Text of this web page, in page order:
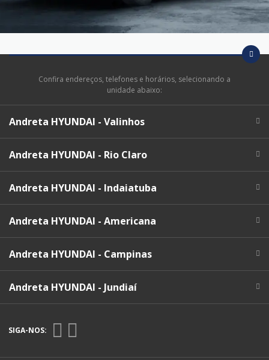
Confira endereços, telefones e horários, selecionando a
unidade abaixo:
Andreta HYUNDAI - Valinhos
Andreta HYUNDAI - Rio Claro
Andreta HYUNDAI - Indaiatuba
Andreta HYUNDAI - Americana
Andreta HYUNDAI - Campinas
Andreta HYUNDAI - Jundiaí
SIGA-NOS: